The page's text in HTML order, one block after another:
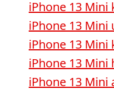
iPhone 13 Mini
iPhone 13
iPhone 13 Mini
iPhone 13 Mini
iPhone 13